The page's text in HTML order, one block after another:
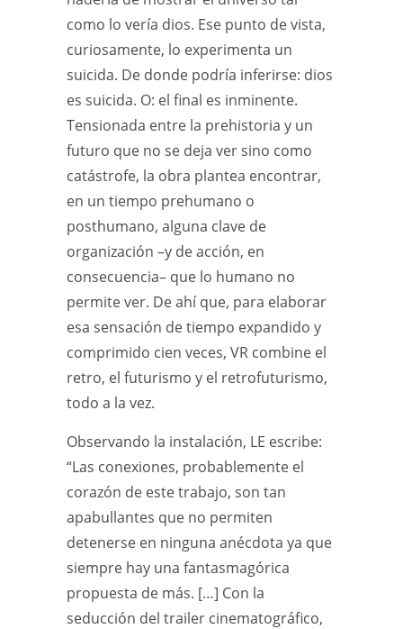
como lo vería dios. Ese punto de vista,
curiosamente, lo experimenta un
suicida. De donde podría inferirse: dios
es suicida. O: el final es inminente.
Tensionada entre la prehistoria y un
futuro que no se deja ver sino como
catástrofe, la obra plantea encontrar,
en un tiempo prehumano o
posthumano, alguna clave de
organización –y de acción, en
consecuencia– que lo humano no
permite ver. De ahí que, para elaborar
esa sensación de tiempo expandido y
comprimido cien veces, VR combine el
retro, el futurismo y el retrofuturismo,
todo a la vez.
Observando la instalación, LE escribe:
“Las conexiones, probablemente el
corazón de este trabajo, son tan
apabullantes que no permiten
detenerse en ninguna anécdota ya que
siempre hay una fantasmagórica
propuesta de más. […] Con la
seducción del trailer cinematográfico,